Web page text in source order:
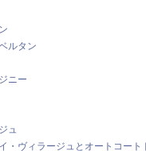
ルタン
ニー
ュ
・ヴィラージュとオートコート